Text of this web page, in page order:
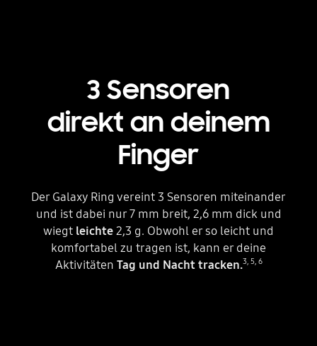
3 Sensoren
direkt an deinem
Finger
Der Galaxy Ring vereint 3 Sensoren miteinander
und ist dabei nur 7 mm breit, 2,6 mm dick und
wiegt leichte2,3 g. Obwohl er so leicht und
komfortabel zu tragen ist, kann er deine
Aktivitäten Tag und Nacht tracken.3, 5, 6